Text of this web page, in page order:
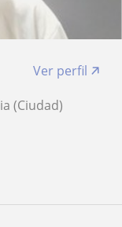
Ver perfil
(Ciudad)